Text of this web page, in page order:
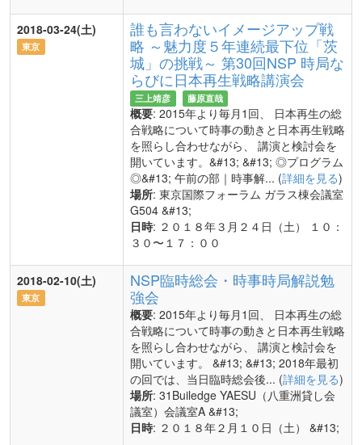
2018-03-24(土)
東京
誰も言わないイメージアップ戦
略 ～魅力度５年連続最下位「茨
城」の挑戦～ 第30回NSP 時局な
らびに日本再生戦略講演会
三上靖彦 藤原直哉
概要: 2015年より毎月1回、 日本再生の総
合戦略について時事の動きと日本再生戦略
を照らし合わせながら、 講演と検討会を
開いています。&#13; &#13; ◎プログラム
◎&#13; 午前の部｜時事解... (詳細を見る)
場所: 東京国際フォーラム ガラス棟会議室
G504 &#13;
日時: ２０１８年３月２４日（土） １０：
３０〜１７：００
2018-02-10(土)
東京
NSP臨時総会・時事時局解説勉
強会
概要: 2015年より毎月1回、 日本再生の総
合戦略について時事の動きと日本再生戦略
を照らし合わせながら、 講演と検討会を
開いています。 &#13; &#13; 2018年最初
の回では、当日臨時総会後... (詳細を見る)
場所: 31Builedge YAESU（八重洲貸し会
議室）会議室A &#13;
日時: ２０１８年２月１０日（土） &#13;